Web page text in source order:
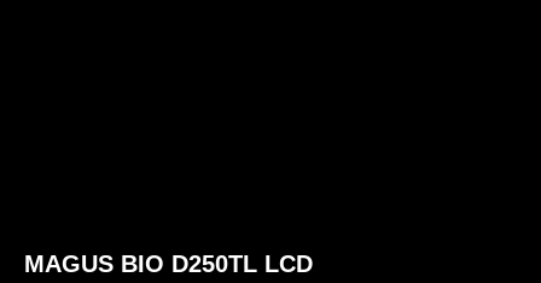
MAGUS BIO D250TL LCD